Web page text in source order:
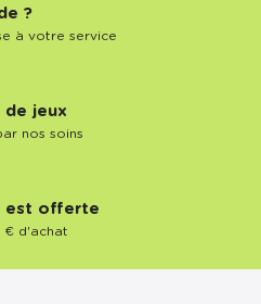
?
à votre service
de jeux
nos soins
est offerte
€ d'achat